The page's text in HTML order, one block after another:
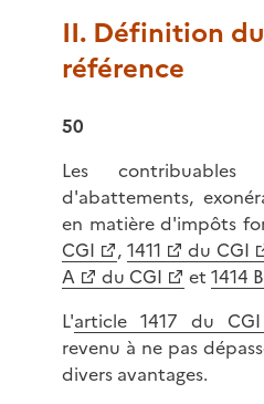
II. Définition
référence
50
Les contribuables
d'abattements,
en matière d'impôts
CGI
, 1411 du CGI
A
du CGI et 1414 B
L'article 1417 du CGI
revenu à ne pas
divers avantages.